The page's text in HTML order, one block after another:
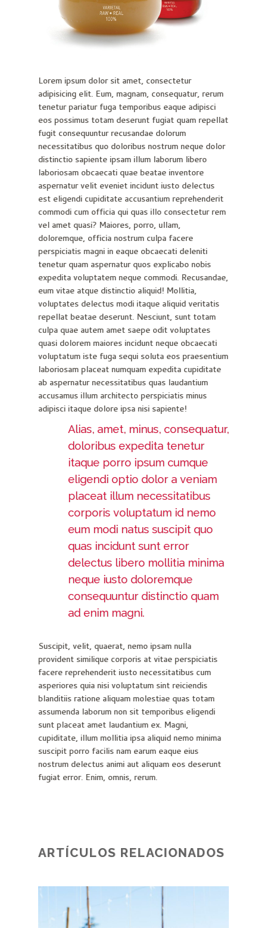
Lorem ipsum dolor sit amet, consectetur
adipisicing elit. Eum, magnam, consequatur, rerum
tenetur pariatur fuga temporibus eaque adipisci
eos possimus totam deserunt fugiat quam repellat
fugit consequuntur recusandae dolorum
necessitatibus quo doloribus nostrum neque dolor
distinctio sapiente ipsam illum laborum libero
laboriosam obcaecati quae beatae inventore
aspernatur velit eveniet incidunt iusto delectus
est eligendi cupiditate accusantium reprehenderit
commodi cum officia qui quas illo consectetur rem
vel amet quasi? Maiores, porro, ullam,
doloremque, officia nostrum culpa facere
perspiciatis magni in eaque obcaecati deleniti
tenetur quam aspernatur quos explicabo nobis
expedita voluptatem neque commodi. Recusandae,
eum vitae atque distinctio aliquid! Mollitia,
voluptates delectus modi itaque aliquid veritatis
repellat beatae deserunt. Nesciunt, sunt totam
culpa quae autem amet saepe odit voluptates
quasi dolorem maiores incidunt neque obcaecati
voluptatum iste fuga sequi soluta eos praesentium
laboriosam placeat numquam expedita cupiditate
ab aspernatur necessitatibus quas laudantium
accusamus illum architecto perspiciatis minus
adipisci itaque dolore ipsa nisi sapiente!
Alias, amet, minus, consequatur,
doloribus expedita tenetur
itaque porro ipsum cumque
eligendi optio dolor a veniam
placeat illum necessitatibus
corporis voluptatum id nemo
eum modi natus suscipit quo
quas incidunt sunt error
delectus libero mollitia minima
neque iusto doloremque
consequuntur distinctio quam
ad enim magni.
Suscipit, velit, quaerat, nemo ipsam nulla
provident similique corporis at vitae perspiciatis
facere reprehenderit iusto necessitatibus cum
asperiores quia nisi voluptatum sint reiciendis
blanditiis ratione aliquam molestiae quas totam
assumenda laborum non sit temporibus eligendi
sunt placeat amet laudantium ex. Magni,
cupiditate, illum mollitia ipsa aliquid nemo minima
suscipit porro facilis nam earum eaque eius
nostrum delectus animi aut aliquam eos deserunt
fugiat error. Enim, omnis, rerum.
ARTÍCULOS RELACIONADOS